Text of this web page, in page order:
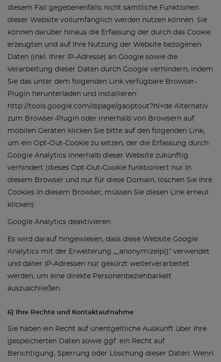
diesem Fall gegebenenfalls nicht sämtliche Funktionen
dieser Website vollumfänglich werden nutzen können. Sie
können darüber hinaus die Erfassung der durch das Cookie
erzeugten und auf Ihre Nutzung der Website bezogenen
Daten (inkl. Ihrer IP-Adresse) an Google sowie die
Verarbeitung dieser Daten durch Google verhindern, indem
Sie das unter dem folgenden Link verfügbare Browser-
Plugin herunterladen und installieren:
http://tools.google.com/dlpage/gaoptout?hl=de Alternativ
zum Browser-Plugin oder innerhalb von Browsern auf
mobilen Geräten klicken Sie bitte auf den folgenden Link,
um ein Opt-Out-Cookie zu setzen, der die Erfassung durch
Google Analytics innerhalb dieser Website zukünftig
verhindert (dieses Opt-Out-Cookie funktioniert nur in
diesem Browser und nur für diese Domain, löschen Sie Ihre
Cookies in diesem Browser, müssen Sie diesen Link erneut
klicken):
Google Analytics deaktivieren
Es wird darauf hingewiesen, dass diese Website Google
Analytics mit der Erweiterung „_anonymizeIp()“ verwendet
und daher IP-Adressen nur gekürzt weiterverarbeitet
werden, um eine direkte Personenbeziehbarkeit
auszuschließen.
6) Ihre Rechte und Kontaktaufnahme
Sie haben ein Recht auf unentgeltliche Auskunft über Ihre
gespeicherten Daten sowie ggf. ein Recht auf
Berichtigung, Sperrung oder Löschung dieser Daten. Wenn